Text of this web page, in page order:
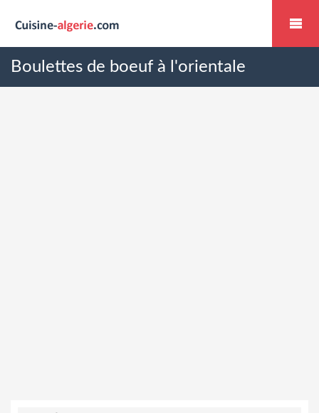
Boulettes de boeuf à l'orientale